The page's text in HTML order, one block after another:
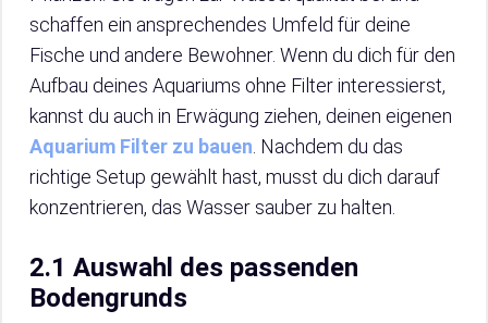
schaffen ein ansprechendes Umfeld für deine
Fische und andere Bewohner. Wenn du dich für den
Aufbau deines Aquariums ohne Filter interessierst,
kannst du auch in Erwägung ziehen, deinen eigenen
Aquarium Filter zu bauen . Nachdem du das
richtige Setup gewählt hast, musst du dich darauf
konzentrieren, das Wasser sauber zu halten.
2.1 Auswahl des passenden
Bodengrunds